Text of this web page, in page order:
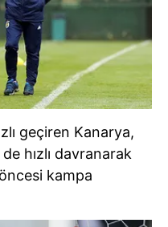
geçiren Kanarya,
hızlı davranarak
kampa